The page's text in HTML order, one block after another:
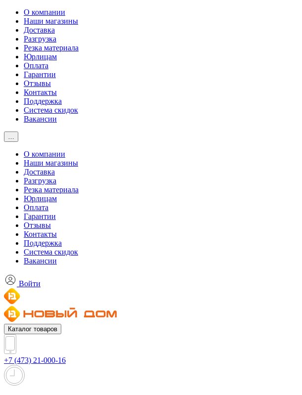
О компании
Наши магазины
Доставка
Разгрузка
Резка материала
Юрлицам
Оплата
Гарантии
Отзывы
Контакты
Поддержка
Система скидок
Вакансии
…
О компании
Наши магазины
Доставка
Разгрузка
Резка материала
Юрлицам
Оплата
Гарантии
Отзывы
Контакты
Поддержка
Система скидок
Вакансии
Войти
Каталог товаров
+7 (473) 21-000-16